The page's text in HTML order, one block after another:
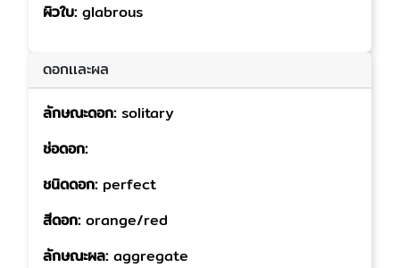
ผิวใบ: glabrous
ดอกเเละผล
ลักษณะดอก: solitary
ช่อดอก:
ชนิดดอก: perfect
สีดอก: orange/red
ลักษณะผล: aggregate